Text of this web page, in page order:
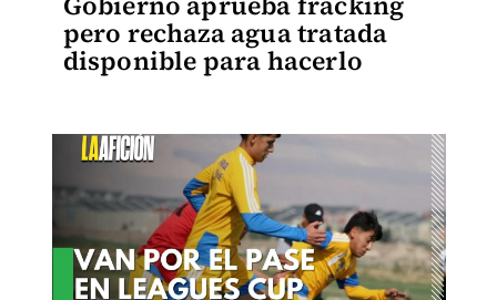
pero rechaza agua tratada
disponible para hacerlo